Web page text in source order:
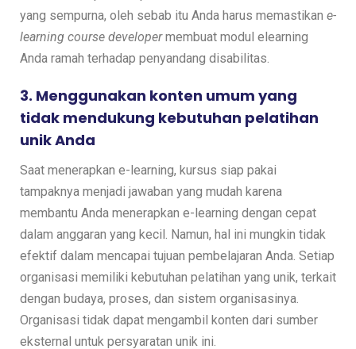
yang sempurna, oleh sebab itu Anda harus memastikan e-
learning course developermembuat modul elearning
Anda ramah terhadap penyandang disabilitas.
3. Menggunakan konten umum yang
tidak mendukung kebutuhan pelatihan
unik Anda
Saat menerapkan e-learning, kursus siap pakai
tampaknya menjadi jawaban yang mudah karena
membantu Anda menerapkan e-learning dengan cepat
dalam anggaran yang kecil. Namun, hal ini mungkin tidak
efektif dalam mencapai tujuan pembelajaran Anda. Setiap
organisasi memiliki kebutuhan pelatihan yang unik, terkait
dengan budaya, proses, dan sistem organisasinya.
Organisasi tidak dapat mengambil konten dari sumber
eksternal untuk persyaratan unik ini.